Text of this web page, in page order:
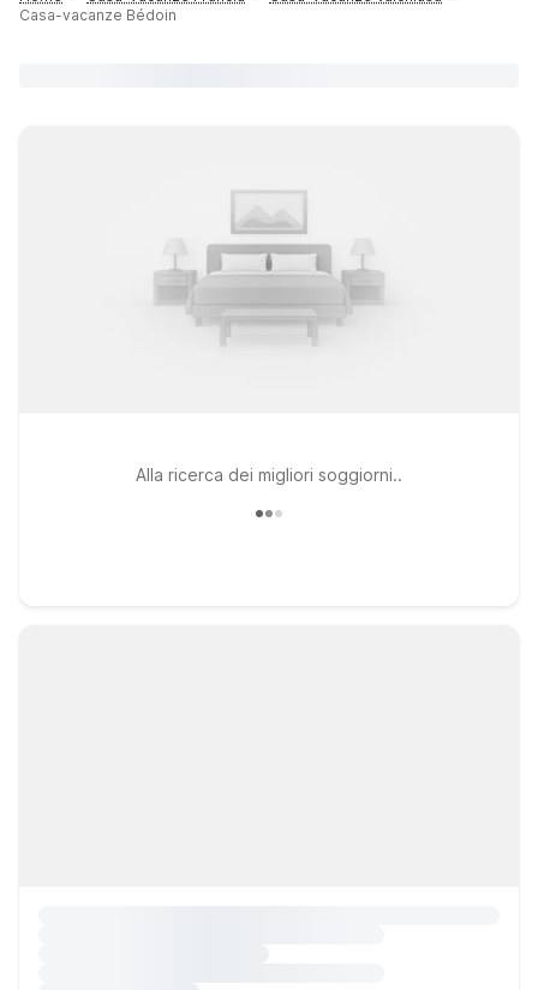
Casa-vacanze Bédoin
Alla ricerca dei migliori soggiorni..